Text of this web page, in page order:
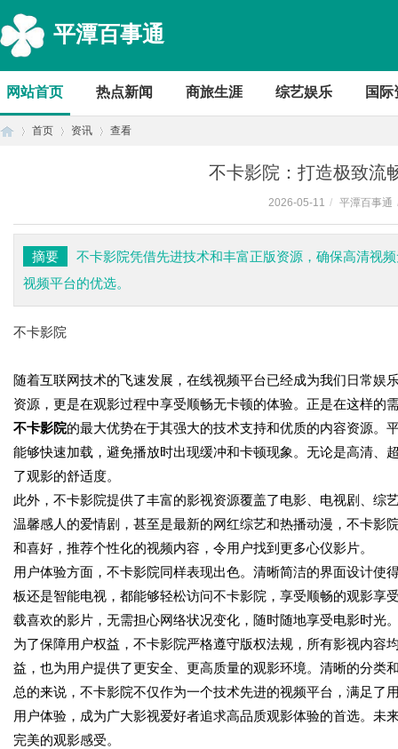
平潭百事通
网站首页 热点新闻 商旅生涯 综艺娱乐 国际
首页 资讯 查看
不卡影院：打造极致流
2026-05-11 / 平潭百事通
摘要
不卡影院凭借先进技术和丰富正版资源，确保高清视
视频平台的优选。
不卡影院
随着互联网技术的飞速发展，在线视频平台已经成为我们日常
资源，更是在观影过程中享受顺畅无卡顿的体验。正是在这样的
不卡影院的最大优势在于其强大的技术支持和优质的内容资源。
能够快速加载，避免播放时出现缓冲和卡顿现象。无论是高清、
了观影的舒适度。
此外，不卡影院提供了丰富的影视资源覆盖了电影、电视剧、
温馨感人的爱情剧，甚至是最新的网红综艺和热播动漫，不卡影
和喜好，推荐个性化的视频内容，令用户找到更多心仪影片。
用户体验方面，不卡影院同样表现出色。清晰简洁的界面设计
板还是智能电视，都能够轻松访问不卡影院，享受顺畅的观影享
载喜欢的影片，无需担心网络状况变化，随时随地享受电影时光
为了保障用户权益，不卡影院严格遵守版权法规，所有影视内
益，也为用户提供了更安全、更高质量的观影环境。清晰的分类
总的来说，不卡影院不仅作为一个技术先进的视频平台，满足
用户体验，成为广大影视爱好者追求高品质观影体验的首选。
完美的观影感受。